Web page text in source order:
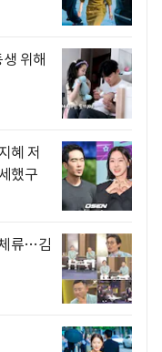
위해
혜 저
했구
류…김